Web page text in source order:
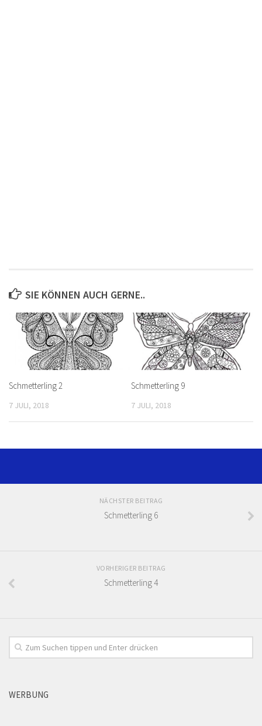
SIE KÖNNEN AUCH GERNE..
Schmetterling 2
7 JULI, 2018
Schmetterling 9
7 JULI, 2018
NÄCHSTER BEITRAG
Schmetterling 6
VORHERIGER BEITRAG
Schmetterling 4
WERBUNG